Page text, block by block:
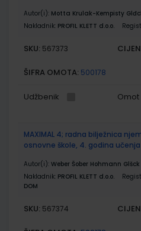
Autor(i): Motta Krulak-Kempisty
Nakladnik: PROFIL KLETT d.o.o.
SKU: 567373
ŠIFRA OMOTA: 500178
Udžbenik Omot
MAXIMAL 4; radna bilježnica
osnovne škole, 4. godina učenja
Autor(i): Weber Šober Hohmann
Nakladnik: PROFIL KLETT d.o.o.
DOM
SKU: 567374